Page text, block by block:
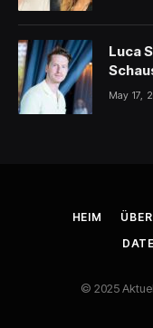
Luca
May 17,
HEIM
© 2025